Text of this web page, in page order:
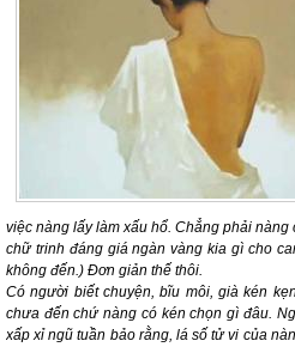
việc nàng lấy làm xấu hổ. Chẳng phải
chữ trinh đáng giá ngàn vàng kia gì cho
không đến.) Đơn giản thế thôi.
Có người biết chuyện, bĩu môi, già kén
chưa đến chứ nàng có kén chọn gì đâu.
xấp xỉ ngũ tuần bảo rằng, lá số tử vi của